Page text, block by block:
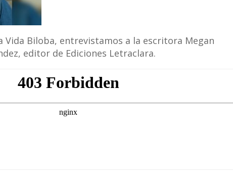
Vida Biloba, entrevistamos a la escritora Megan
editor de Ediciones Letraclara.